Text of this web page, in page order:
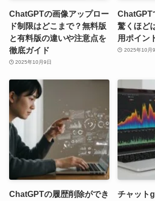
ChatGPTの画像アップロー
ド制限はどこまで？無料版
と有料版の違いや注意点を
徹底ガイド
2025年10月9日
ChatGPT
驚くほど
用ポイン
2025年10月
ChatGPTの履歴削除ができ
チャット